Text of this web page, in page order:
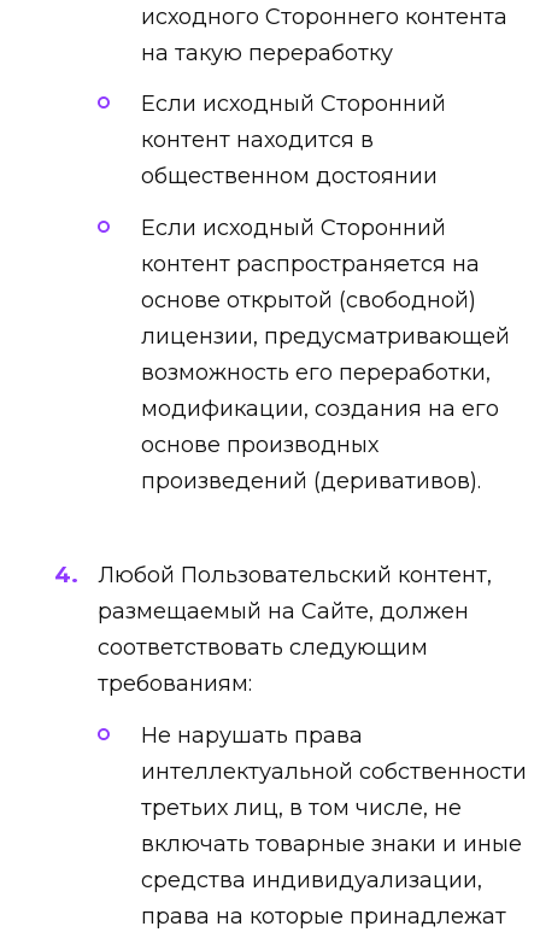
исходного Стороннего контента
на такую переработку
Если исходный Сторонний
контент находится в
общественном достоянии
Если исходный Сторонний
контент распространяется на
основе открытой (свободной)
лицензии, предусматривающей
возможность его переработки,
модификации, создания на его
основе производных
произведений (деривативов).
Любой Пользовательский контент,
размещаемый на Сайте, должен
соответствовать следующим
требованиям:
Не нарушать права
интеллектуальной собственности
третьих лиц, в том числе, не
включать товарные знаки и иные
средства индивидуализации,
права на которые принадлежат